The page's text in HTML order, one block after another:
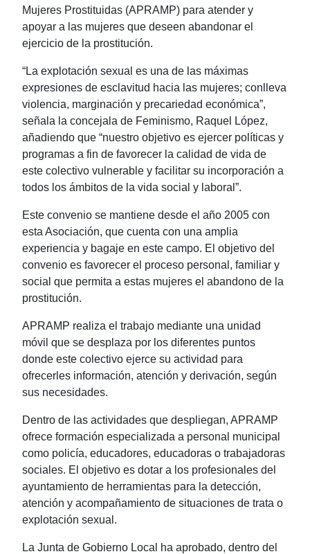
Mujeres Prostituidas (APRAMP) para atender y
apoyar a las mujeres que deseen abandonar el
ejercicio de la prostitución.
“La explotación sexual es una de las máximas
expresiones de esclavitud hacia las mujeres; conlleva
violencia, marginación y precariedad económica”,
señala la concejala de Feminismo, Raquel López,
añadiendo que “nuestro objetivo es ejercer políticas y
programas a fin de favorecer la calidad de vida de
este colectivo vulnerable y facilitar su incorporación a
todos los ámbitos de la vida social y laboral”.
Este convenio se mantiene desde el año 2005 con
esta Asociación, que cuenta con una amplia
experiencia y bagaje en este campo. El objetivo del
convenio es favorecer el proceso personal, familiar y
social que permita a estas mujeres el abandono de la
prostitución.
APRAMP realiza el trabajo mediante una unidad
móvil que se desplaza por los diferentes puntos
donde este colectivo ejerce su actividad para
ofrecerles información, atención y derivación, según
sus necesidades.
Dentro de las actividades que despliegan, APRAMP
ofrece formación especializada a personal municipal
como policía, educadores, educadoras o trabajadoras
sociales. El objetivo es dotar a los profesionales del
ayuntamiento de herramientas para la detección,
atención y acompañamiento de situaciones de trata o
explotación sexual.
La Junta de Gobierno Local ha aprobado, dentro del